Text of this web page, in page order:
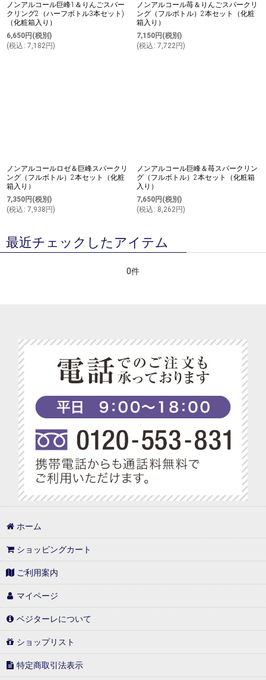
ノンアルコール巨峰1＆りんごスパー
クリング2（ハーフボトル3本セット)
（化粧箱入り）
6,650円 (税別)
(税込 : 7,182円)
ノンアルコール苺＆りんごスパークリ
ング（フルボトル）2本セット（化粧
箱入り）
7,150円 (税別)
(税込 : 7,722円)
ノンアルコールロゼ＆巨峰スパークリ
ング（フルボトル）2本セット（化粧
箱入り）
7,350円 (税別)
(税込 : 7,938 円)
ノンアルコール巨峰＆苺スパークリン
グ（フルボトル）2本セット（化粧箱
入り）
7,650円 (税別)
(税込 : 8,262円)
最近チェックしたアイテム
0件
ホーム
ショッピングカート
ご利用案内
マイページ
ベジターレについて
ショップリスト
特定商取引法表示